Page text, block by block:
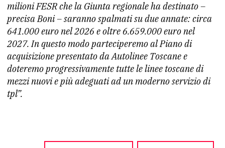
milioni FESR che la Giunta regionale ha destinato –
precisa Boni – saranno spalmati su due annate: circa
641.000 euro nel 2026 e oltre 6.659.000 euro nel
2027. In questo modo parteciperemo al Piano di
acquisizione presentato da Autolinee Toscane e
doteremo progressivamente tutte le linee toscane di
mezzi nuovi e più adeguati ad un moderno servizio di
tpl”.